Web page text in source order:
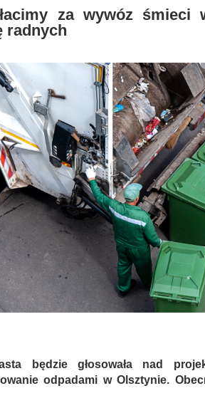
za wywóz śmieci
radnych
będzie głosowała nad
odpadami w Olsztynie.